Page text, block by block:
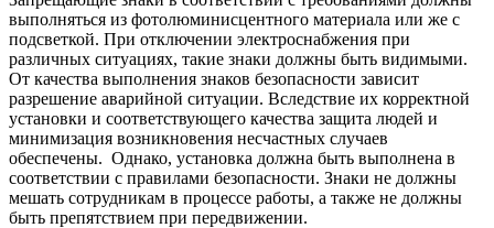
выполняться из фотолюминисцентного материала или же с
подсветкой. При отключении электроснабжения при
различных ситуациях, такие знаки должны быть видимыми.
От качества выполнения знаков безопасности зависит
разрешение аварийной ситуации. Вследствие их корректной
установки и соответствующего качества защита людей и
минимизация возникновения несчастных случаев
обеспечены. Однако, установка должна быть выполнена в
соответствии с правилами безопасности. Знаки не должны
мешать сотрудникам в процессе работы, а также не должны
быть препятствием при передвижении.